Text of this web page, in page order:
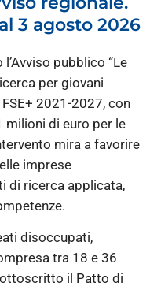
3 agosto 2026
pubblico “Le
per giovani
2021-2027, con
milioni di euro per le
mira a favorire
imprese
di ricerca applicata,
disoccupati,
tra 18 e 36
il Patto di